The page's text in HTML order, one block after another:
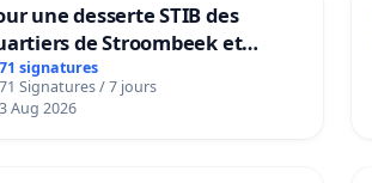
une desserte STIB des
de Stroombeek et
- Voor een MIVB-
van de wijken
en Het Voor
71 signatures
71 Signatures / 7 jours
3 Aug 2026